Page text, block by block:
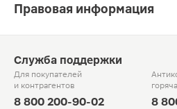
Правовая информация
Служба поддержки
Для покупателей
и контрагентов
8 800 200-90-02 8